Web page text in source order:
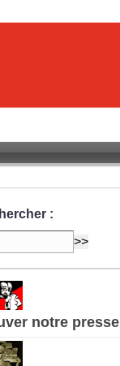
:
notre presse